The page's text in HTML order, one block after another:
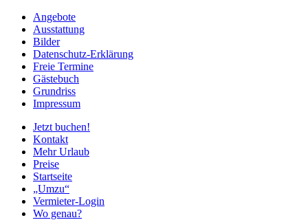
Angebote
Ausstattung
Bilder
Datenschutz-Erklärung
Freie Termine
Gästebuch
Grundriss
Impressum
Jetzt buchen!
Kontakt
Mehr Urlaub
Preise
Startseite
„Umzu“
Vermieter-Login
Wo genau?